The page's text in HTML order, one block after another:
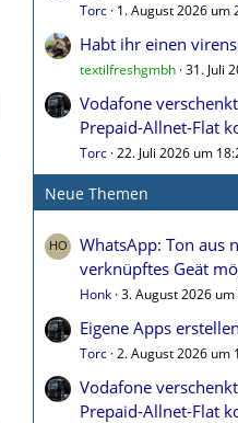
Torc 1. August 2026 um
Habt ihr einen
textilfreshgmbh 31. Juli
Vodafone
Prepaid-Allnet-Flat
Torc 22. Juli 2026 um
Neue Themen
WhatsApp: Ton aus
verknüpftes Geät
Honk 3. August 2026 um
Eigene Apps erstellen
Torc 2. August 2026 um
Vodafone
Prepaid-Allnet-Flat